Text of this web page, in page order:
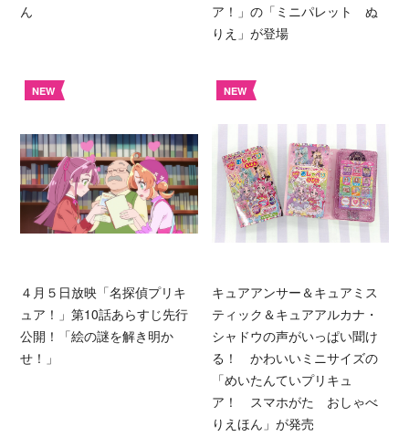
ん
ア！」の「ミニパレット ぬ
りえ」が登場
NEW
４月５日放映「名探偵プリキ
ュア！」第10話あらすじ先行
公開！「絵の謎を解き明か
せ！」
NEW
キュアアンサー＆キュアミス
ティック＆キュアアルカナ・
シャドウの声がいっぱい聞け
る！ かわいいミニサイズの
「めいたんていプリキュ
ア！ スマホがた おしゃべ
りえほん」が発売